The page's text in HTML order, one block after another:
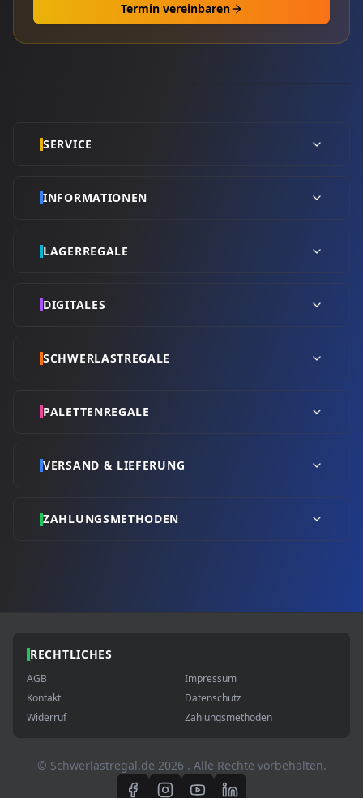
Termin vereinbaren
SERVICE
INFORMATIONEN
LAGERREGALE
DIGITALES
SCHWERLASTREGALE
PALETTENREGALE
VERSAND & LIEFERUNG
ZAHLUNGSMETHODEN
RECHTLICHES
AGB
Impressum
Kontakt
Datenschutz
Widerruf
Zahlungsmethoden
© Schwerlastregal.de 2026 . Alle Rechte vorbehalten.